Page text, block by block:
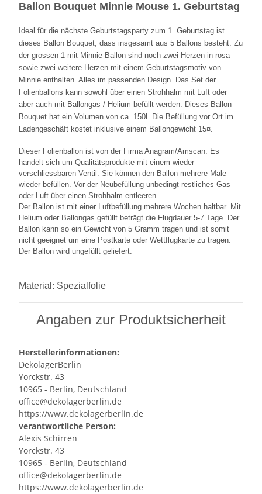
Ballon Bouquet Minnie Mouse 1. Geburtstag
Ideal für die nächste Geburtstagsparty zum 1. Geburtstag ist
dieses Ballon Bouquet, dass insgesamt aus 5 Ballons besteht. Zu
der grossen 1 mit Minnie Ballon sind noch zwei Herzen in rosa
sowie zwei weitere Herzen mit einem Geburtstagsmotiv von
Minnie enthalten. Alles im passenden Design. Das Set der
Folienballons kann sowohl über einen Strohhalm mit Luft oder
aber auch mit Ballongas / Helium befüllt werden. Dieses Ballon
Bouquet hat ein Volumen von ca. 150l. Die Befüllung vor Ort im
Ladengeschäft kostet inklusive einem Ballongewicht 15¤.
Dieser Folienballon ist von der Firma Anagram/Amscan. Es
handelt sich um Qualitätsprodukte mit einem wieder
verschliessbaren Ventil. Sie können den Ballon mehrere Male
wieder befüllen. Vor der Neubefüllung unbedingt restliches Gas
oder Luft über einen Strohhalm entleeren.
Der Ballon ist mit einer Luftbefüllung mehrere Wochen haltbar. Mit
Helium oder Ballongas gefüllt beträgt die Flugdauer 5-7 Tage. Der
Ballon kann so ein Gewicht von 5 Gramm tragen und ist somit
nicht geeignet um eine Postkarte oder Wettflugkarte zu tragen.
Der Ballon wird ungefüllt geliefert.
Material: Spezialfolie
Angaben zur Produktsicherheit
Herstellerinformationen:
DekolagerBerlin
Yorckstr. 43
10965 - Berlin, Deutschland
office@dekolagerberlin.de
https://www.dekolagerberlin.de
verantwortliche Person:
Alexis Schirren
Yorckstr. 43
10965 - Berlin, Deutschland
office@dekolagerberlin.de
https://www.dekolagerberlin.de